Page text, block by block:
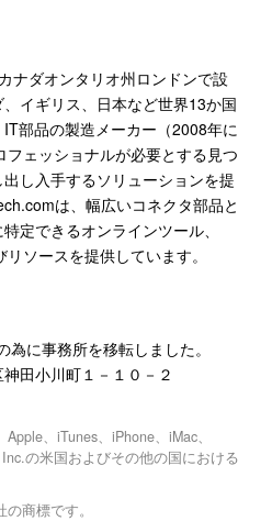
ナダオンタリオ州ロンドンで設
イギリス、日本など世界13か国
部品の製造メーカー（2008年に
ェッショナルが必要とする見つ
し入手するソリューションを提
は、幅広いコネクタ部品と
定できるオンラインツール、
リソースを提供しています。
に事務所を移転しました。
田小川町１－１０－２
、iTunes、iPhone、iMac、
の米国およびその他の国における
商標です。